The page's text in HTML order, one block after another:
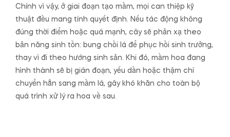
Chính vì vậy, ở giai đoạn tạo mầm, mọi can thiệp kỹ
thuật đều mang tính quyết định. Nếu tác động không
đúng thời điểm hoặc quá mạnh, cây sẽ phản xạ theo
bản năng sinh tồn: bung chồi lá để phục hồi sinh trưởng,
thay vì đi theo hướng sinh sản. Khi đó, mầm hoa đang
hình thành sẽ bị gián đoạn, yếu dần hoặc thậm chí
chuyển hẳn sang mầm lá, gây khó khăn cho toàn bộ
quá trình xử lý ra hoa về sau.